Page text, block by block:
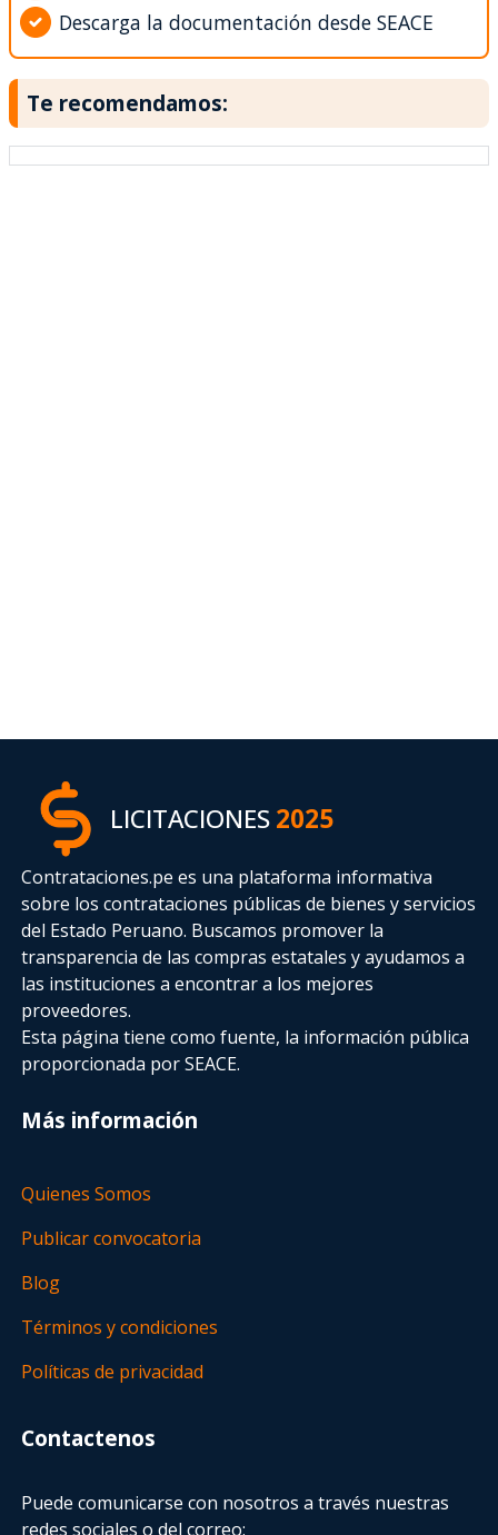
Descarga la documentación desde SEACE
Te recomendamos:
LICITACIONES2025
Contrataciones.pe es una plataforma informativa
sobre los contrataciones públicas de bienes y servicios
del Estado Peruano. Buscamos promover la
transparencia de las compras estatalesy ayudamos a
las instituciones a encontrar a los mejores
proveedores.
Esta página tiene como fuente, la información pública
proporcionada por SEACE.
Más información
Quienes Somos
Publicar convocatoria
Blog
Términos y condiciones
Políticas de privacidad
Contactenos
Puede comunicarse con nosotros a través nuestras
redes sociales o del correo: